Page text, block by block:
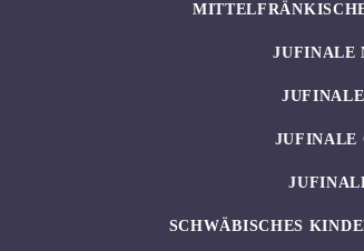
JUFINALE
JUFINALE
SCHWÄBISCHES